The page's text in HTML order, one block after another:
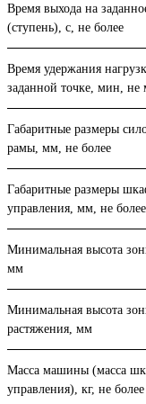
Время выхода на
(ступень), с, не более
Время удержания
заданной точке, мин, не
Габаритные размеры
рамы, мм, не более
Габаритные размеры
управления, мм, не более
Минимальная высота
мм
Минимальная высота
растяжения, мм
Масса машины (масса
управления), кг, не более